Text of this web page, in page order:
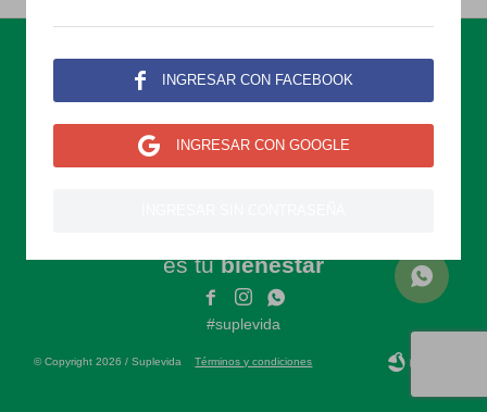
 INGRESAR CON FACEBOOK
 INGRESAR CON GOOGLE
es tubienestar
 

#suplevida
© Copyright 2026 / SuplevidaTérminos y condiciones